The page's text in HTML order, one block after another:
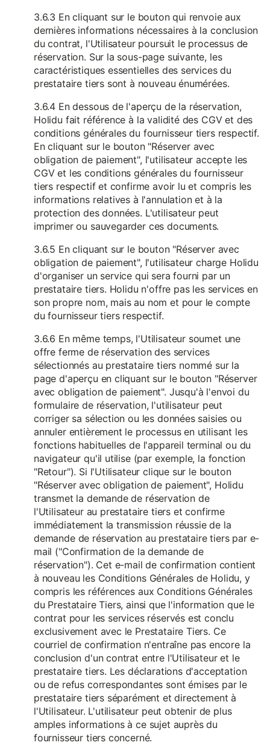
3.6.3 En cliquant sur le bouton qui renvoie aux
dernières informations nécessaires à la conclusion
du contrat, l'Utilisateur poursuit le processus de
réservation. Sur la sous-page suivante, les
caractéristiques essentielles des services du
prestataire tiers sont à nouveau énumérées.
3.6.4 En dessous de l'aperçu de la réservation,
Holidu fait référence à la validité des CGV et des
conditions générales du fournisseur tiers respectif.
En cliquant sur le bouton "Réserver avec
obligation de paiement", l'utilisateur accepte les
CGV et les conditions générales du fournisseur
tiers respectif et confirme avoir lu et compris les
informations relatives à l'annulation et à la
protection des données. L'utilisateur peut
imprimer ou sauvegarder ces documents.
3.6.5 En cliquant sur le bouton "Réserver avec
obligation de paiement", l'utilisateur charge Holidu
d'organiser un service qui sera fourni par un
prestataire tiers. Holidu n'offre pas les services en
son propre nom, mais au nom et pour le compte
du fournisseur tiers respectif.
3.6.6 En même temps, l'Utilisateur soumet une
offre ferme de réservation des services
sélectionnés au prestataire tiers nommé sur la
page d'aperçu en cliquant sur le bouton "Réserver
avec obligation de paiement". Jusqu'à l'envoi du
formulaire de réservation, l'utilisateur peut
corriger sa sélection ou les données saisies ou
annuler entièrement le processus en utilisant les
fonctions habituelles de l'appareil terminal ou du
navigateur qu'il utilise (par exemple, la fonction
"Retour"). Si l'Utilisateur clique sur le bouton
"Réserver avec obligation de paiement", Holidu
transmet la demande de réservation de
l'Utilisateur au prestataire tiers et confirme
immédiatement la transmission réussie de la
demande de réservation au prestataire tiers par e-
mail ("Confirmation de la demande de
réservation"). Cet e-mail de confirmation contient
à nouveau les Conditions Générales de Holidu, y
compris les références aux Conditions Générales
du Prestataire Tiers, ainsi que l'information que le
contrat pour les services réservés est conclu
exclusivement avec le Prestataire Tiers. Ce
courriel de confirmation n'entraîne pas encore la
conclusion d'un contrat entre l'Utilisateur et le
prestataire tiers. Les déclarations d'acceptation
ou de refus correspondantes sont émises par le
prestataire tiers séparément et directement à
l'Utilisateur. L'utilisateur peut obtenir de plus
amples informations à ce sujet auprès du
fournisseur tiers concerné.